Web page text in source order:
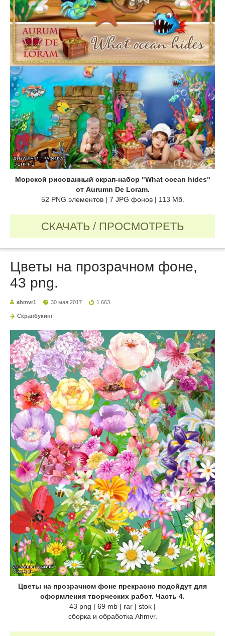
Морской рисованный cкрап-набор "What ocean hides"
от Aurumn De Loram.
52 PNG элементов | 7 JPG фонов | 113 Мб.
СКАЧАТЬ / ПРОСМОТРЕТЬ
Цветы на прозрачном фоне,
43 png.
ahmvr1 30 мая 2017 1 663
Скрапбукинг
Цветы на прозрачном фоне прекрасно подойдут для
оформления творческих работ. Часть 4.
43 png | 69 mb | rar | stok |
сборка и обработка Ahmvr.